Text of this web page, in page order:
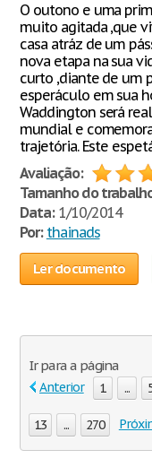
O outono e uma
muito agitada ,que
casa atráz de um
nova etapa na sua
curto ,diante de um
esperáculo em sua
Waddington será
mundial e
trajetória. Este
Avaliação:
Tamanho do
Data:1/10/2014
Por: thainads
Ler documento
Ir para a página
Anterior 1 ...
13 ... 270